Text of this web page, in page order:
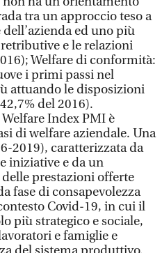
tra un approccio teso a
ed uno più
e le relazioni
Welfare di conformità:
i primi passi nel
attuando le disposizioni
del 2016).
Index PMI è
di welfare aziendale. Una
2019), caratterizzata da
iniziative e da un
prestazioni offerte
fase di consapevolezza
Covid-19, in cui il
più strategico e sociale,
e famiglie e